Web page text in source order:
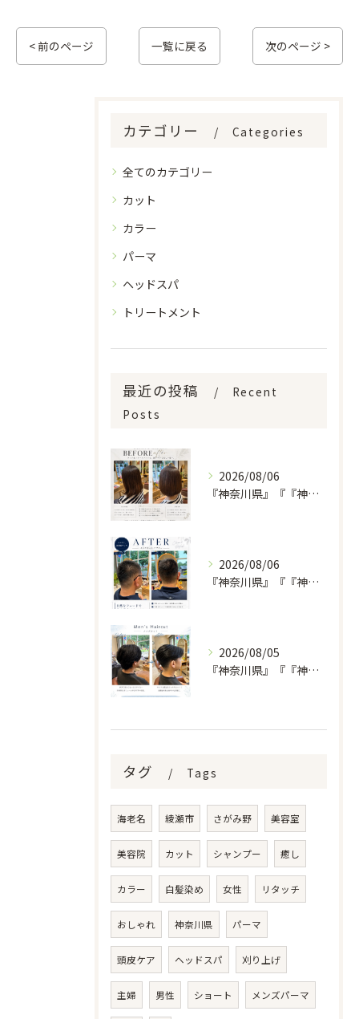
< 前のページ 一覧に戻る 次のページ >
カテゴリー Categories
全てのカテゴリー
カット
カラー
パーマ
ヘッドスパ
トリートメント
最近の投稿
Recent
Posts
2026/08/06
『神奈川県』『『神奈川県』『綾瀬市』『海老名市』『美容室』
2026/08/06
『神奈川県』『『神奈川県』『綾瀬市』『海老名市』『美容室』
2026/08/05
『神奈川県』『『神奈川県』『綾瀬市』『海老名市』『美容室』
タグ Tags
海老名 綾瀬市 さがみ野 美容室
美容院 カット シャンプー 癒し
カラー 白髪染め 女性 リタッチ
おしゃれ 神奈川県 パーマ
頭皮ケア ヘッドスパ 刈り上げ
主婦 男性 ショート メンズパーマ